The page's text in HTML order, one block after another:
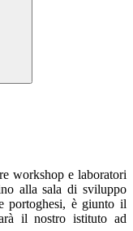
workshop e laboratori
alla sala di sviluppo
è giunto il
il nostro istituto ad